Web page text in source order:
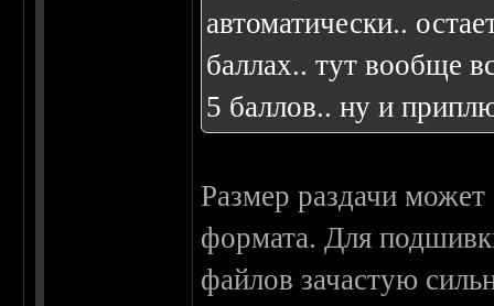
автоматически..
баллах.. тут вообще
5 баллов.. ну и
Размер раздачи может
формата. Для
файлов зачастую